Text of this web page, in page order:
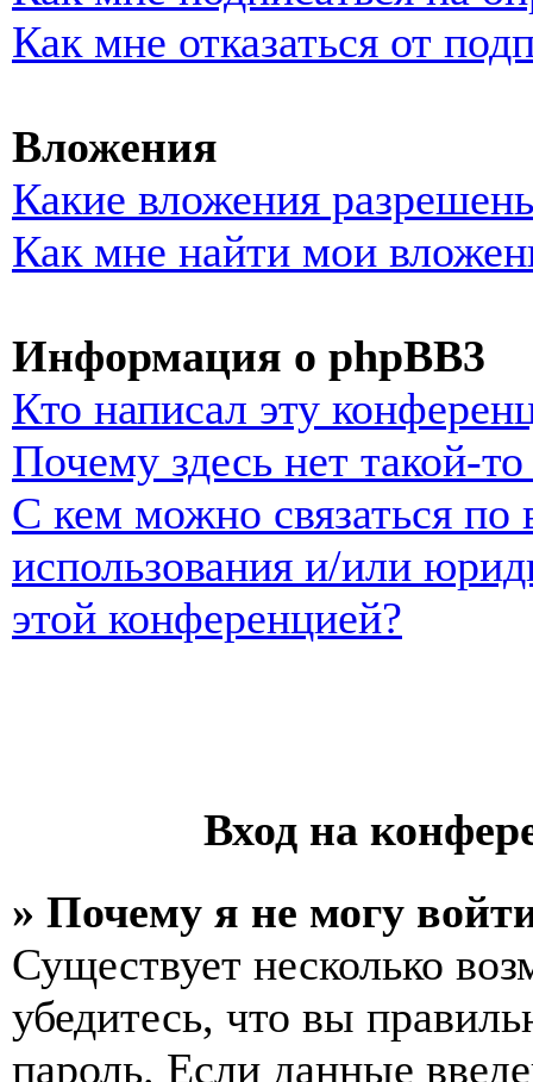
Как мне отказаться от
Вложения
Какие вложения
Как мне найти мои
Информация о phpBB3
Кто написал эту
Почему здесь нет такой-
С кем можно связаться по
использования и/или
этой конференцией?
Вход на
» Почему я не могу
Существует несколько
убедитесь, что вы
пароль. Если данные